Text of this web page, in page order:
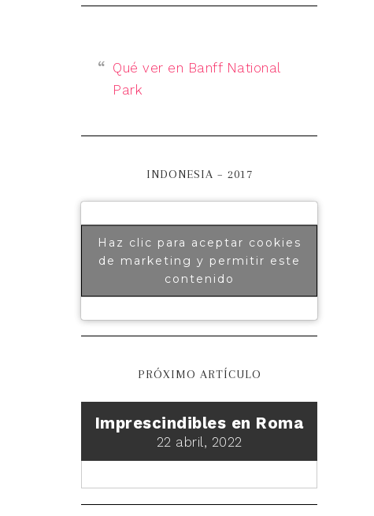
Qué ver en Banff National
Park
INDONESIA – 2017
Haz clic para aceptar cookies
de marketing y permitir este
contenido
PRÓXIMO ARTÍCULO
Imprescindibles en Roma
22 abril, 2022